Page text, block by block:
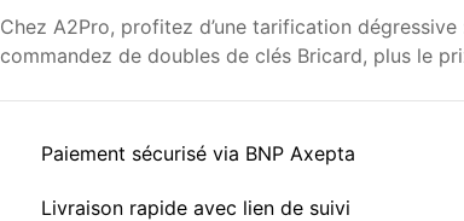
Chez A2Pro, profitez d’une tarification dégressive
commandez de doubles de clés Bricard, plus le
Paiement sécurisé via BNP Axepta
Livraison rapide avec lien de suivi